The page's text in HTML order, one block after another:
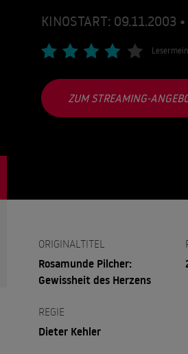
KINOSTART:
ZUM STREAMING-
ORIGINALTITEL
Rosamunde Pilcher:
Gewissheit des Herzens
REGIE
Dieter Kehler